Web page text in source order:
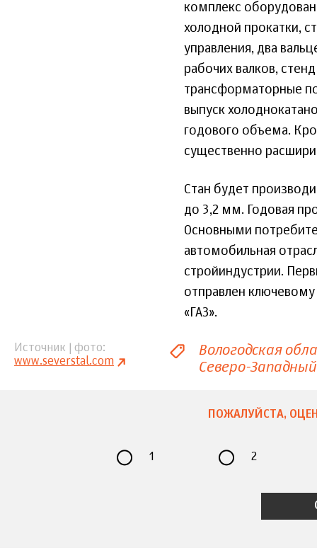
комплекс
холодной прокатки,
управления, два
рабочих валков,
трансформаторные
выпуск
годового объема.
существенно
Стан будет
до 3,2 мм. Годовая
Основными
автомобильная
стройиндустрии.
отправлен
«ГАЗ».
Источник | фото
www.severstal.com
Вологодская
Северо-
ПОЖАЛУЙСТА,
1 2